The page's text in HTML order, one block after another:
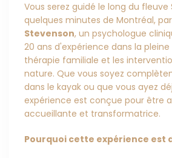
Vous serez guidé le long du fleuve
quelques minutes de Montréal, par
Stevenson, un psychologue
20 ans d'expérience dans la
thérapie familiale et les
nature. Que vous soyez
dans le kayak ou que vous ayez
expérience est conçue pour être
accueillante et transformatrice.
Pourquoi cette expérience est